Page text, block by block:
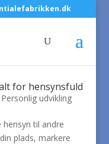
for hensynsfuld
Personlig udvikling
til andre
plads, markere